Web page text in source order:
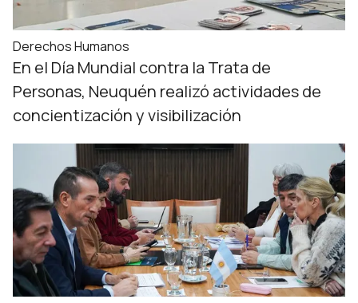
Derechos Humanos
En el Día Mundial contra la Trata de
Personas, Neuquén realizó actividades de
concientización y visibilización